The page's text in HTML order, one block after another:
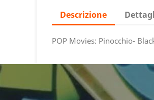
Descrizione
POP Movies: Pinocchio-